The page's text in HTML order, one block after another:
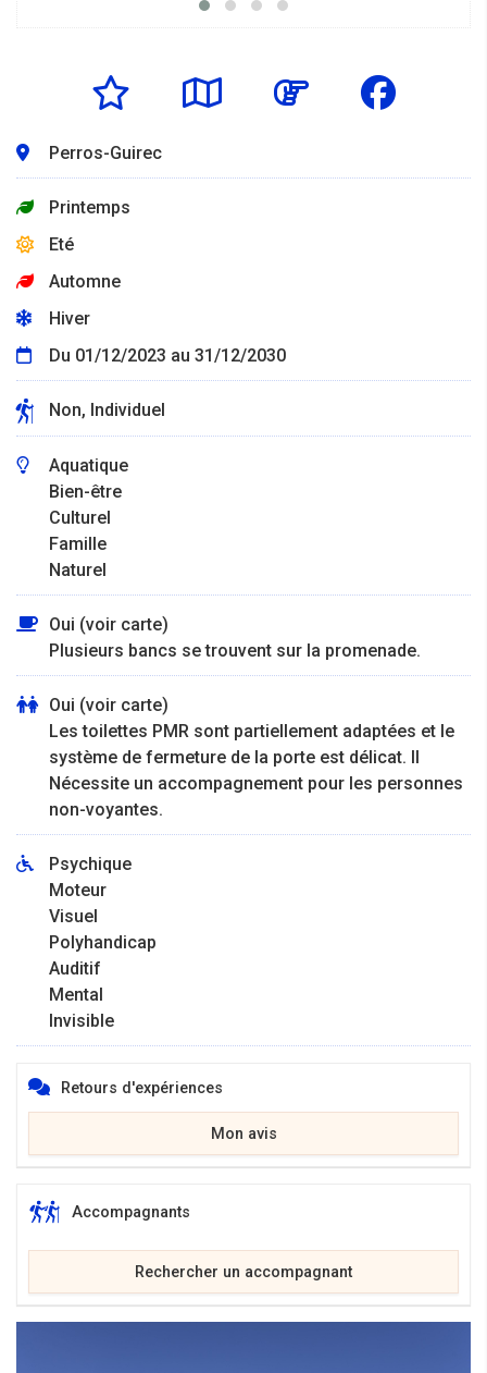
Perros-Guirec
Printemps
Eté
Automne
Hiver
Du 01/12/2023 au 31/12/2030
Non, Individuel
Aquatique
Bien-être
Culturel
Famille
Naturel
Oui (voir carte)
Plusieurs bancs se trouvent sur la promenade.
Oui (voir carte)
Les toilettes PMR sont partiellement adaptées et le
système de fermeture de la porte est délicat. Il
Nécessite un accompagnement pour les personnes
non-voyantes.
Psychique
Moteur
Visuel
Polyhandicap
Auditif
Mental
Invisible
Retours d'expériences
Mon avis
Accompagnants
Rechercher un accompagnant